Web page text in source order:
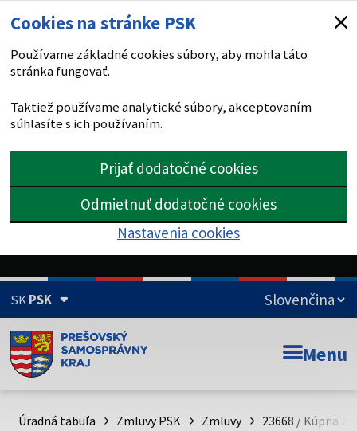
Cookies na stránke PSK
Používame základné cookies súbory, aby mohla táto
stránka fungovať.
Taktiež používame analytické súbory, akceptovaním
súhlasíte s ich používaním.
Prijať dodatočné cookies
Odmietnuť dodatočné cookies
Nastavenia cookies
SKPSK
Doména psk.sk je oficiálna
Toto je oficiálna webová stránka Prešovského
psk.sk.
Menu
Úradná tabuľa Zmluvy PSK Zmluvy 23668 / Kúpna